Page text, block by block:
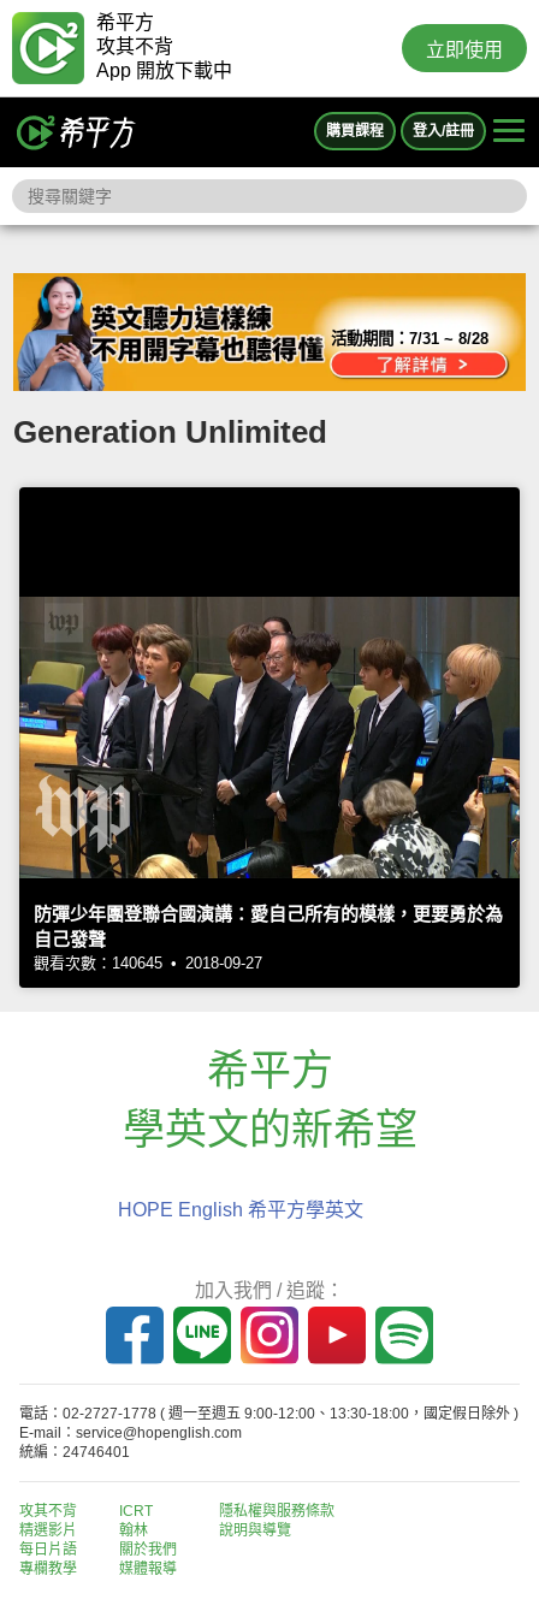
希平方
攻其不背
App 開放下載中
立即使用
購買課程 登入/註冊
活動期間：7/31 ~ 8/28
Generation Unlimited
防彈少年團登聯合國演講：愛自己所有的模樣，更要勇於為
自己發聲
觀看次數：140645 • 2018-09-27
希平方
學英文的新希望
HOPE English 希平方學英文
加入我們 / 追蹤：
電話：02-2727-1778 ( 週一至週五 9:00-12:00、13:30-18:00，國定假日除外 )
E-mail：service@hopenglish.com
統編：24746401
攻其不背
精選影片
每日片語
專欄教學
ICRT
翰林
關於我們
媒體報導
隱私權與服務條款
說明與導覽